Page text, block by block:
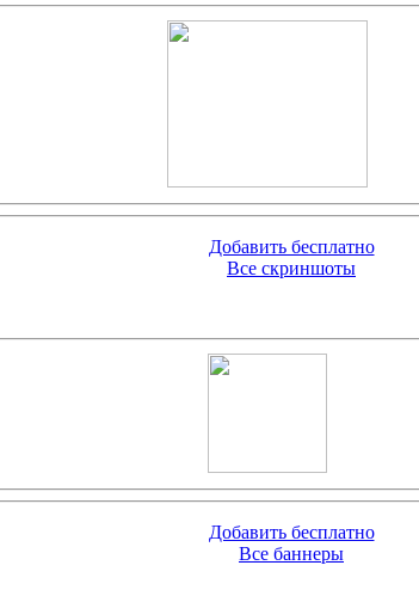
Добавить бесплатно
Все скриншоты
Добавить бесплатно
Все баннеры